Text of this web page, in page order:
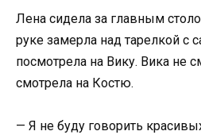
Лена сидела за главным
руке замерла над тарелкой с
посмотрела на Вику. Вика не
смотрела на Костю.
— Я не буду говорить